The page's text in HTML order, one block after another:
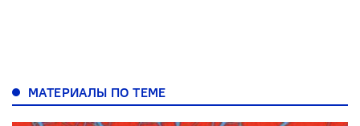
МАТЕРИАЛЫ ПО ТЕМЕ